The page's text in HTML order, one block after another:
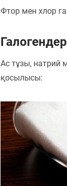
Фтор мен хлор
Ас тұзы, натрий
қосылысы: